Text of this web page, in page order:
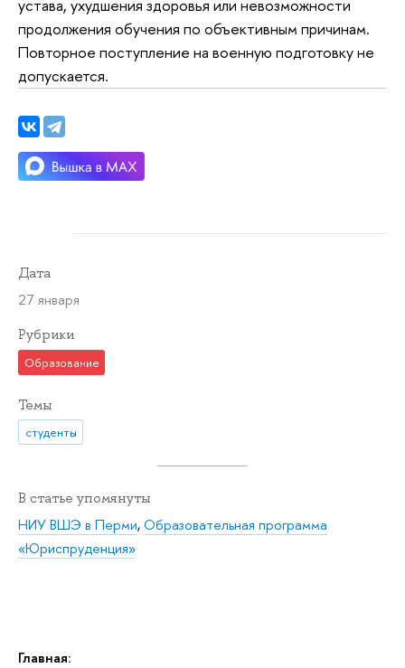
Главная:
устава, ухудшения здоровья или невозможности
продолжения обучения по объективным причинам.
Повторное поступление на военную подготовку не
допускается.
Дата
27 января
Рубрики
Образование
Темы
студенты
В статье упомянуты
НИУ ВШЭ в Перми,Образовательная программа
«Юриспруденция»